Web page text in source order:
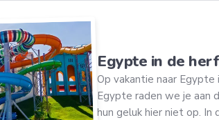
Egypte in de
Op vakantie naar
Egypte raden we je aan
hun geluk hier niet op.